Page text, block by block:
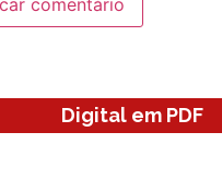
Digital em PDF